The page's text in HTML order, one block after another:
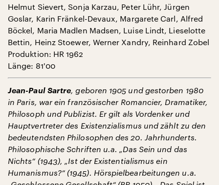
Helmut Sievert, Sonja Karzau, Peter Lühr, Jürgen
Goslar, Karin Fränkel-Devaux, Margarete Carl, Alfred
Böckel, Maria Madlen Madsen, Luise Lindt, Lieselotte
Bettin, Heinz Stoewer, Werner Xandry, Reinhard Zobel
Produktion: HR 1962
Länge: 81'00
Jean-Paul Sartre, geboren 1905 und gestorben 1980
in Paris, war ein französischer Romancier, Dramatiker,
Philosoph und Publizist. Er gilt als Vordenker und
Hauptvertreter des Existenzialismus und zählt zu den
bedeutendsten Philosophen des 20. Jahrhunderts.
Philosophische Schriften u.a. „Das Sein und das
Nichts“ (1943), „Ist der Existentialismus ein
Humanismus?“ (1945). Hörspielbearbeitungen u.a.